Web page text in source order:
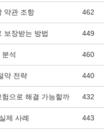
약관 조항 462
보장받는 방법 449
석 460
약 전략 440
으로 해결 가능할까 432
제 사례 443